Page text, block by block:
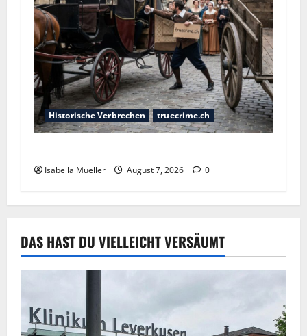
Historische Verbrechen truecrime.ch
Isabella Mueller August 7, 2026 0
DAS HAST DU VIELLEICHT VERSÄUMT